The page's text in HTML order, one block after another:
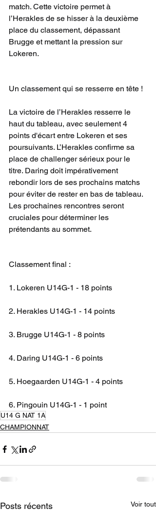
match. Cette victoire permet à
l’Herakles de se hisser à la deuxième
place du classement, dépassant
Brugge et mettant la pression sur
Lokeren.
Un classement qui se resserre en tête !
La victoire de l’Herakles resserre le
haut du tableau, avec seulement 4
points d'écart entre Lokeren et ses
poursuivants. L’Herakles confirme sa
place de challenger sérieux pour le
titre. Daring doit impérativement
rebondir lors de ses prochains matchs
pour éviter de rester en bas de tableau.
Les prochaines rencontres seront
cruciales pour déterminer les
prétendants au sommet.
Classement final :
1. Lokeren U14G-1 - 18 points
2. Herakles U14G-1 - 14 points
3. Brugge U14G-1 - 8 points
4. Daring U14G-1 - 6 points
5. Hoegaarden U14G-1 - 4 points
6. Pingouin U14G-1 - 1 point
U14 G NAT 1A
CHAMPIONNAT
Posts récents Voir tout